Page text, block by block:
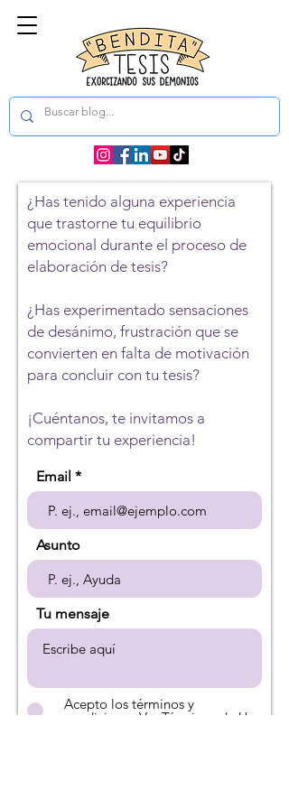
Dimensión Emocional
¿Has tenido alguna experiencia
que trastorne tu equilibrio
emocional durante el proceso de
elaboración de tesis?
¿Has experimentado sensaciones
de desánimo, frustración que se
convierten en falta de motivación
para concluir con tu tesis?
¡Cuéntanos, te invitamos a
compartir tu experiencia!
Email
Asunto
Tu mensaje
Acepto los términos y
condiciones
Ver Términos de Uso